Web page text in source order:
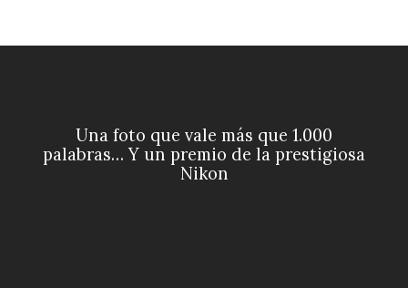
Una foto que vale más que 1.000
palabras… Y un premio de la prestigiosa
Nikon